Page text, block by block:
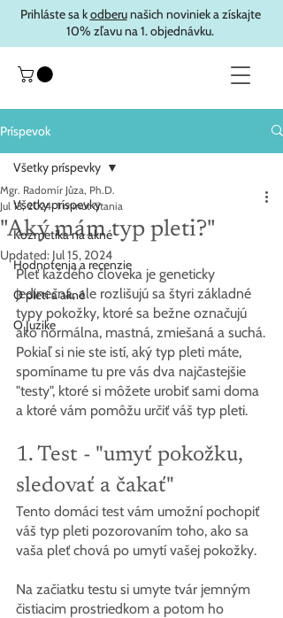
Prihláste sa kodberunašich noviniek a získajte
10% zľavu na 1. objednávku.
Príspevok
Všetky príspevky
Kozmetika na akné
Hodnotenia a recenzie
O pleti a akné
O Juzike
Všetky príspevky
"Aký mám typ pleti?"
Mgr. Radomír Jůza, Ph.D.
Jul 13, 2024 1 minút čítania
Updated: Jul 15, 2024
Pleť každého človeka je geneticky
jedinečná, ale rozlišujú sa štyri základné
typy pokožky, ktoré sa bežne označujú
ako normálna, mastná, zmiešaná a suchá.
Pokiaľ si nie ste istí, aký typ pleti máte,
spomíname tu pre vás dva najčastejšie
"testy", ktoré si môžete urobiť sami doma
a ktoré vám pomôžu určiť váš typ pleti.
1. Test - "umyť pokožku,
sledovať a čakať"
Tento domáci test vám umožní pochopiť
váš typ pleti pozorovaním toho, ako sa
vaša pleť chová po umytí vašej pokožky.
Na začiatku testu si umyte tvár jemným
čistiacim prostriedkom a potom ho